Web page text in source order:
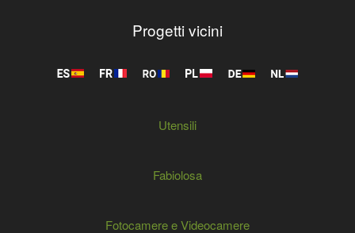
Progetti vicini
Utensili
Fabiolosa
Fotocamere e Videocamere